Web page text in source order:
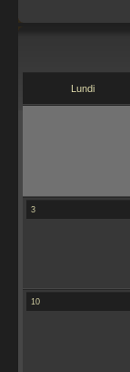
Lundi
3
10